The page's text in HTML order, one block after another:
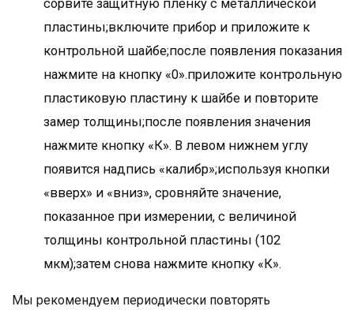
сорвите защитную пленку с металлической
пластины;включите прибор и приложите к
контрольной шайбе;после появления показания
нажмите на кнопку «0».приложите контрольную
пластиковую пластину к шайбе и повторите
замер толщины;после появления значения
нажмите кнопку «К». В левом нижнем углу
появится надпись «калибр»;используя кнопки
«вверх» и «вниз», сровняйте значение,
показанное при измерении, с величиной
толщины контрольной пластины (102
мкм);затем снова нажмите кнопку «К».
Мы рекомендуем периодически повторять